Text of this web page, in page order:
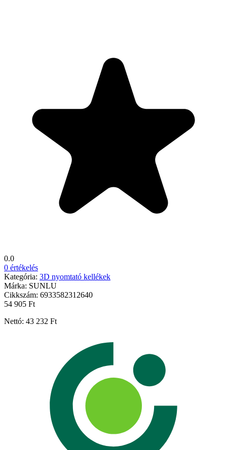
0.0
0 értékelés
Kategória: 3D nyomtató kellékek
Márka: SUNLU
Cikkszám: 6933582312640
54 905 Ft
Nettó: 43 232 Ft